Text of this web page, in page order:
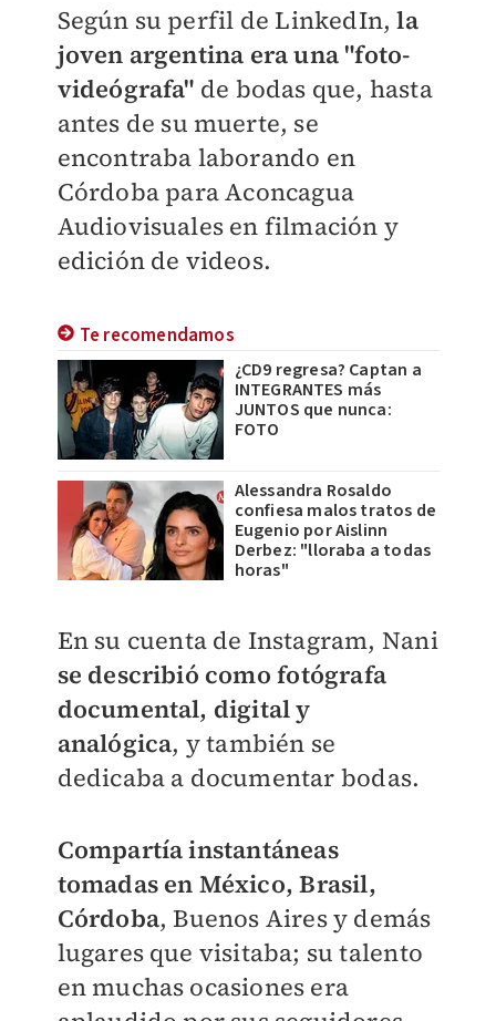
Según su perfil deLinkedIn,la
joven argentina era una "foto-
videógrafa" de bodas que, hasta
antes de su muerte, se
encontraba laborando en
Córdoba para Aconcagua
Audiovisuales en filmación y
edición de videos.
Te recomendamos
¿CD9 regresa? Captan a
INTEGRANTES más
JUNTOS que nunca:
FOTO
Alessandra Rosaldo
confiesa malos tratos de
Eugenio por Aislinn
Derbez: "lloraba a todas
horas"
En su cuenta de Instagram, Nani
se describió comofotógrafa
documental, digital y
analógica, y también se
dedicaba a documentar bodas.
Compartía instantáneas
tomadas en México, Brasil,
Córdoba, Buenos Aires y demás
lugares que visitaba; su talento
en muchas ocasiones era